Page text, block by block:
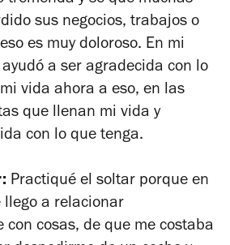
sus negocios, trabajos o
es muy doloroso. En mi
a ser agradecida con lo
vida ahora a eso, en las
que llenan mi vida y
con lo que tenga.
Practiqué el soltar porque en
llego a relacionar
cosas, de que me costaba